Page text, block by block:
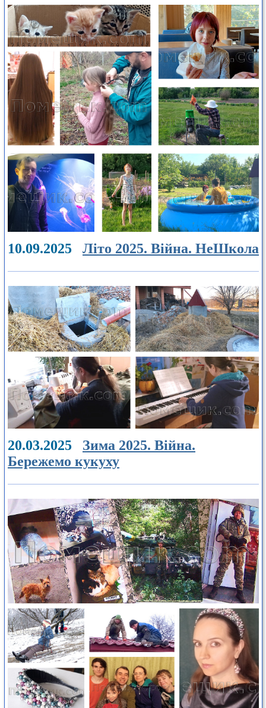
10.09.2025 Літо 2025. Війна. НеШкола
20.03.2025 Зима 2025. Війна.
Бережемо кукуху